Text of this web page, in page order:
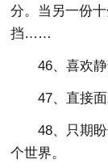
分。当另一份
挡……
46、喜欢
47、直接
48、只期
个世界。